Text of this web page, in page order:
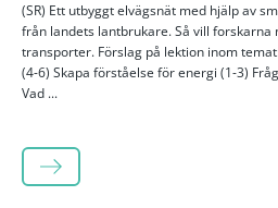
(SR) Ett utbyggt elvägsnät med hjälp av
från landets lantbrukare. Så vill
transporter. Förslag på lektion inom
(4-6) Skapa förståelse för energi (1-3)
Vad ...
LÄS MER